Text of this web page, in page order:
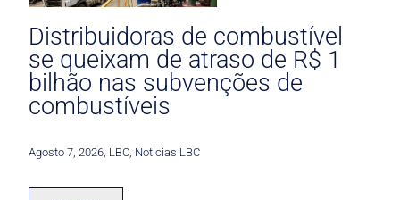
Distribuidoras de combustível
se queixam de atraso de R$ 1
bilhão nas subvenções de
combustíveis
Agosto 7, 2026 LBC Noticias LBC